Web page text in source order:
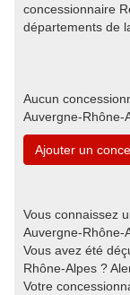
concessionnaire
départements de
Aucun
Auvergne-Rhône-
Ajouter un
Vous connaissez
Auvergne-Rhône-
Vous avez été
Rhône-Alpes ?
Votre